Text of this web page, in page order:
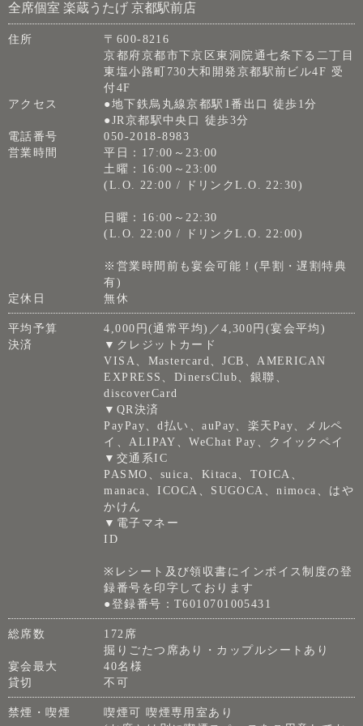
全席個室 楽蔵うたげ 京都駅前店
住所
〒600-8216
京都府京都市下京区東洞院通七条下る二丁目
東塩小路町730大和開発京都駅前ビル4F 受
付4F
アクセス
●地下鉄烏丸線京都駅1番出口 徒歩1分
●JR京都駅中央口 徒歩3分
電話番号
050-2018-8983
営業時間
平日：17:00～23:00
土曜：16:00～23:00
(L.O. 22:00 / ドリンクL.O. 22:30)
日曜：16:00～22:30
(L.O. 22:00 / ドリンクL.O. 22:00)
※営業時間前も宴会可能！(早割・遅割特典
有)
定休日
無休
平均予算
4,000円(通常平均)／4,300円(宴会平均)
決済
▼クレジットカード
VISA、Mastercard、JCB、AMERICAN
EXPRESS、DinersClub、銀聯、
discoverCard
▼QR決済
PayPay、d払い、auPay、楽天Pay、メルペ
イ、ALIPAY、WeChat Pay、クイックペイ
▼交通系IC
PASMO、suica、Kitaca、TOICA、
manaca、ICOCA、SUGOCA、nimoca、はや
かけん
▼電子マネー
ID
※レシート及び領収書にインボイス制度の登
録番号を印字しております
●登録番号：T6010701005431
総席数
172席
掘りごたつ席あり・カップルシートあり
宴会最大
40名様
貸切
不可
禁煙・喫煙
喫煙可 喫煙専用室あり